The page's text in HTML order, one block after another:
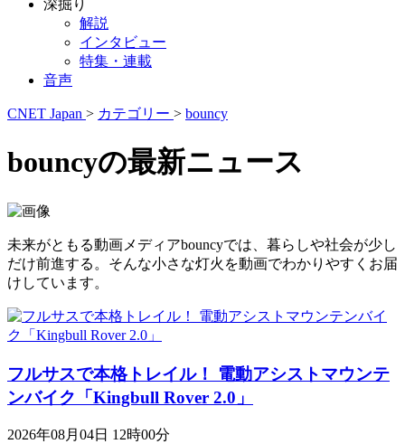
深掘り
解説
インタビュー
特集・連載
音声
CNET Japan > カテゴリー > bouncy
bouncyの最新ニュース
未来がともる動画メディアbouncyでは、暮らしや社会が少し
だけ前進する。そんな小さな灯火を動画でわかりやすくお届
けしています。
フルサスで本格トレイル！ 電動アシストマウンテ
ンバイク「Kingbull Rover 2.0」
2026年08月04日 12時00分